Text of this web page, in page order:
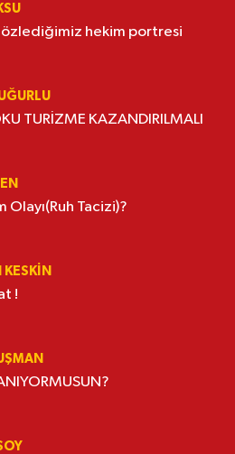
özlediğimiz hekim portresi
TURİZME KAZANDIRILMALI
Olayı(Ruh Tacizi)?
!